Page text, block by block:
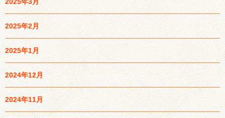
2025年2月
2025年1月
2024年12月
2024年11月